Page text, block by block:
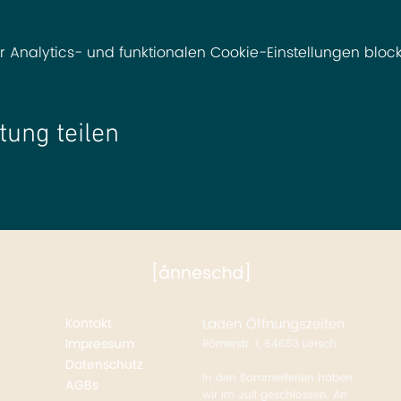
und funktionalen Cookie-Einstellungen
teilen
Kontakt
Impressum
Datenschutz
AGBs
Laden Öffnungszeiten
Römerstr. 1, 64653 Lorsch
In den Sommerferien haben
wir im Juli geschlossen. An